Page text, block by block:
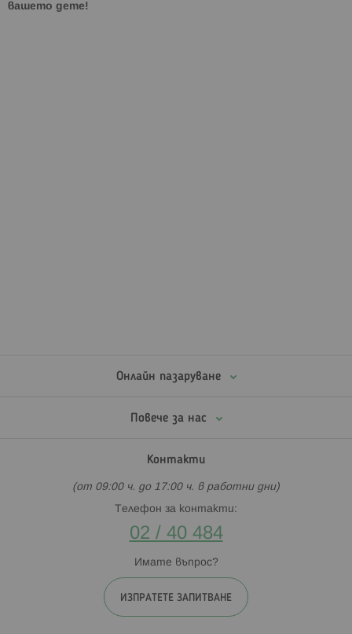
вашето дете!
Онлайн пазаруване
Повече за нас
Контакти
(от 09:00 ч. до 17:00 ч. в работни дни)
Телефон за контакти:
02 / 40 484
Имате въпрос?
ИЗПРАТЕТЕ ЗАПИТВАНЕ